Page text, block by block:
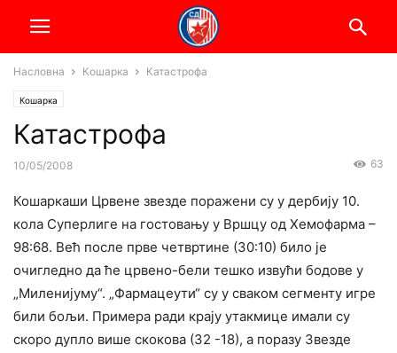
Насловна Кошарка Катастрофа
Кошарка
Катастрофа
10/05/2008 63
Кошаркаши Црвене звезде поражени су у дербију 10.
кола Суперлиге на гостовању у Вршцу од Хемофарма –
98:68. Већ после прве четвртине (30:10) било је
очигледно да ће црвено-бели тешко извући бодове у
„Миленијуму“. „Фармацеути“ су у сваком сегменту игре
били бољи. Примера ради крају утакмице имали су
скоро дупло више скокова (32 -18), а поразу Звезде